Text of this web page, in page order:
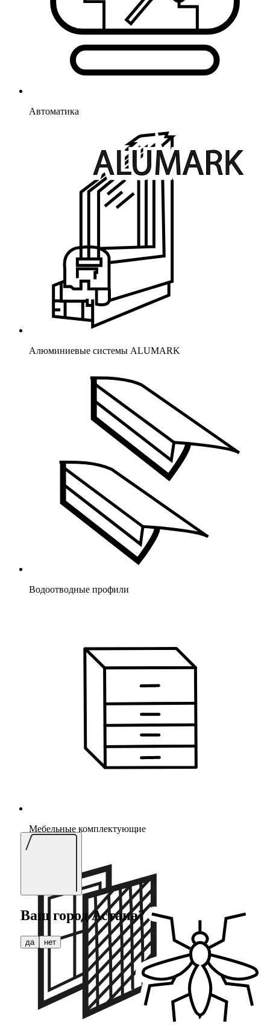
Автоматика
Алюминиевые системы ALUMARK
Водоотводные профили
Мебельные комплектующие
Ваш городАстана?
да нет